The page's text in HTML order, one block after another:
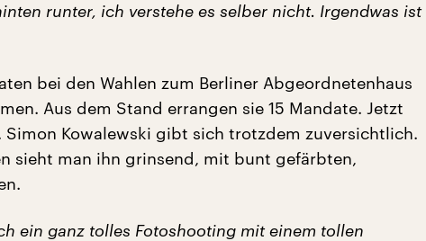
runter, ich verstehe es selber nicht. Irgendwas ist
bei den Wahlen zum Berliner Abgeordnetenhaus
Aus dem Stand errangen sie 15 Mandate. Jetzt
Simon Kowalewski gibt sich trotzdem zuversichtlich.
sieht man ihn grinsend, mit bunt gefärbten,
ein ganz tolles Fotoshooting mit einem tollen